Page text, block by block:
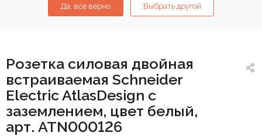
Да, все верно Выбрать другой
Розетка силовая двойная
встраиваемая Schneider
Electric AtlasDesign с
заземлением, цвет белый,
арт. ATN000126